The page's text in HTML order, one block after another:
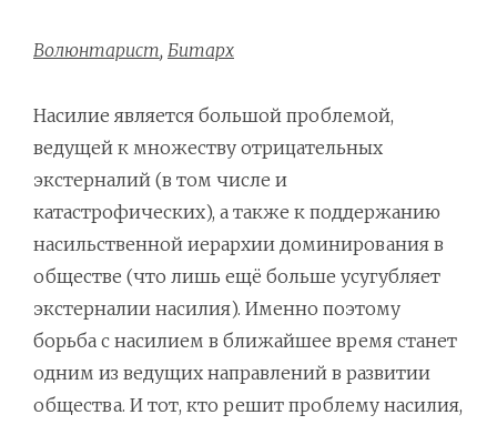
Волюнтарист, Битарх
Насилие является большой проблемой,
ведущей к множеству отрицательных
экстерналий (в том числе и
катастрофических), а также к поддержанию
насильственной иерархии доминирования в
обществе (что лишь ещё больше усугубляет
экстерналии насилия). Именно поэтому
борьба с насилием в ближайшее время станет
одним из ведущих направлений в развитии
общества. И тот, кто решит проблему насилия,